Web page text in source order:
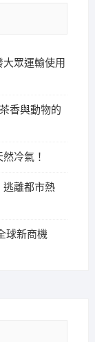
眾運輸使用
香與動物的
冷氣！
逃離都市熱
球新商機